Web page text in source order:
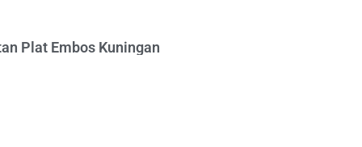
Plat Embos Kuningan